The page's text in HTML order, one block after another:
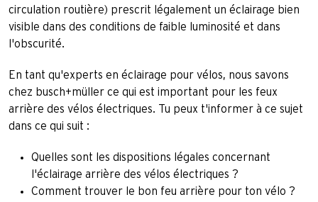
circulation routière) prescrit légalement un éclairage bien
visible dans des conditions de faible luminosité et dans
l'obscurité.
En tant qu'experts en éclairage pour vélos, nous savons
chez busch+müller ce qui est important pour les feux
arrière des vélos électriques. Tu peux t'informer à ce sujet
dans ce qui suit :
Quelles sont les dispositions légales concernant
l'éclairage arrière des vélos électriques ?
Comment trouver le bon feu arrière pour ton vélo ?